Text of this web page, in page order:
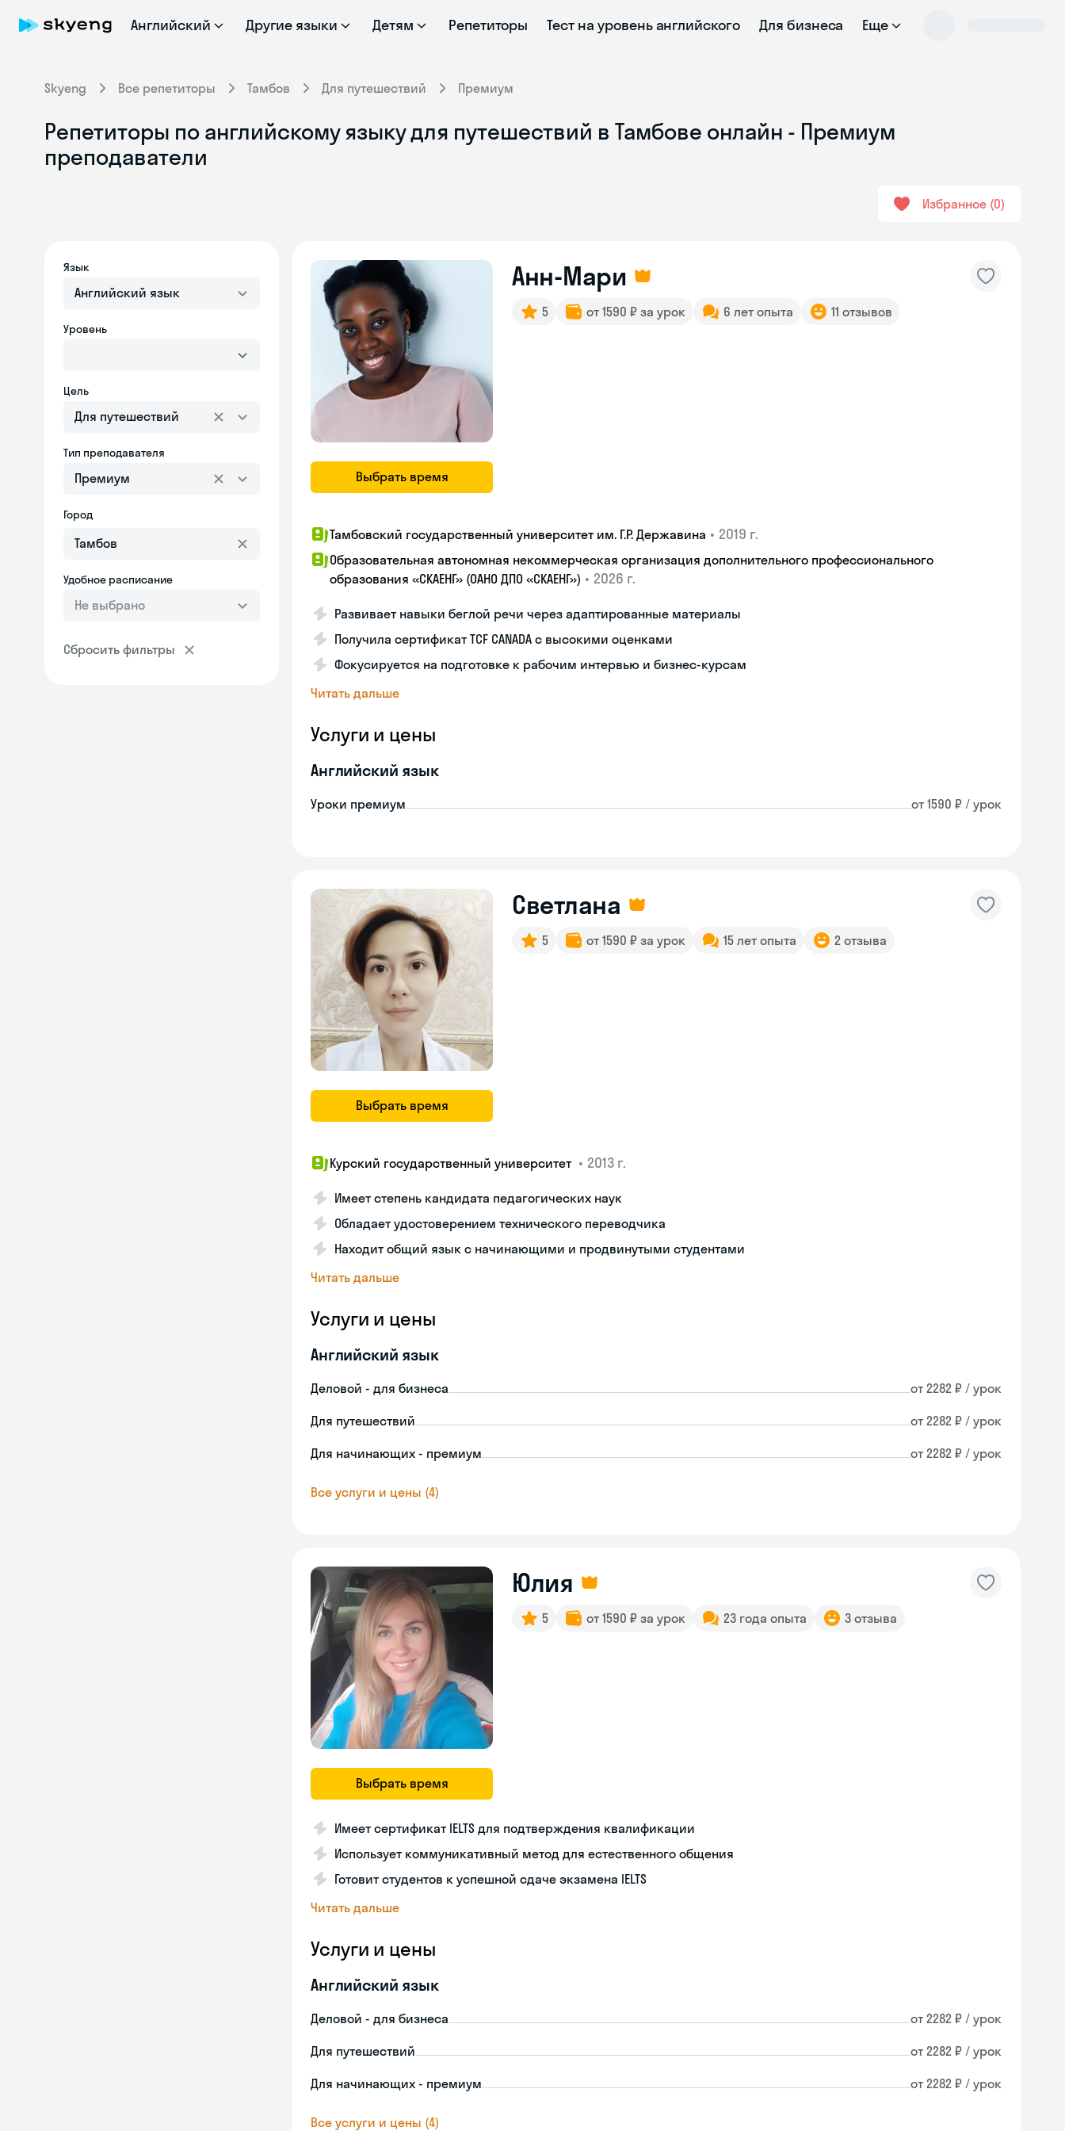
Английский Другие языки Детям Репетиторы Тест на уровень английского Для бизнеса Еще
Skyeng Все репетиторы Тамбов Для путешествий Премиум
Репетиторы по английскому языку для путешествий в Тамбове онлайн - Премиум
преподаватели
Избранное 0
Язык
Английский язык
Уровень
Цель
Для путешествий
Тип преподавателя
Премиум
Город
Удобное расписание
Не выбрано
Сбросить фильтры
Выбрать время
Анн-Мари
5 от 1590 ₽ за урок 6 лет опыта 11 отзывов
Тамбовский государственный университет им. Г.Р. Державина • 2019 г.
Образовательная автономная некоммерческая организация дополнительного профессионального
образования «СКАЕНГ» (ОАНО ДПО «СКАЕНГ») • 2026 г.
Развивает навыки беглой речи через адаптированные материалы
Получила сертификат TCF CANADA с высокими оценками
Фокусируется на подготовке к рабочим интервью и бизнес-курсам
Читать дальше
Услуги и цены
Английский язык
Уроки премиум от 1590 ₽ / урок
Выбрать время
Светлана
5 от 1590 ₽ за урок 15 лет опыта 2 отзыва
Курский государственный университет • 2013 г.
Имеет степень кандидата педагогических наук
Обладает удостоверением технического переводчика
Находит общий язык с начинающими и продвинутыми студентами
Читать дальше
Услуги и цены
Английский язык
Деловой - для бизнеса от 2282 ₽ / урок
Для путешествий от 2282 ₽ / урок
Для начинающих - премиум от 2282 ₽ / урок
Все услуги и цены (4)
Выбрать время
Юлия
5 от 1590 ₽ за урок 23 года опыта 3 отзыва
Имеет сертификат IELTS для подтверждения квалификации
Использует коммуникативный метод для естественного общения
Готовит студентов к успешной сдаче экзамена IELTS
Читать дальше
Услуги и цены
Английский язык
Деловой - для бизнеса от 2282 ₽ / урок
Для путешествий от 2282 ₽ / урок
Для начинающих - премиум от 2282 ₽ / урок
Все услуги и цены (4)